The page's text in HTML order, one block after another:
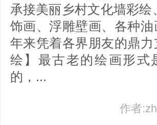
承接美丽乡村文化墙彩
饰画、浮雕壁画、各种
年来凭着各界朋友的鼎
绘】最古老的绘画形式
的，...
作者